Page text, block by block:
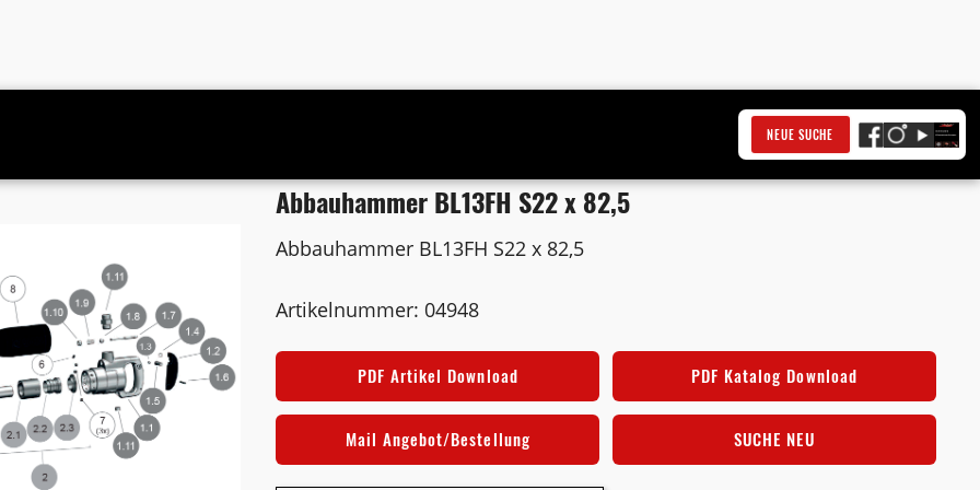
NEUE SUCHE
Abbauhammer BL13FH S22 x 82,5
Abbauhammer BL13FH S22 x 82,5
Artikelnummer: 04948
PDF Artikel Download PDF Katalog Download
Mail Angebot/Bestellung SUCHE NEU